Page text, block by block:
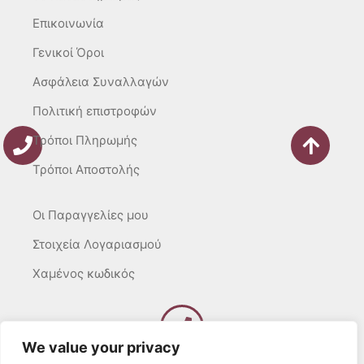
We value your privacy
Επικοινωνία
Γενικοί Όροι
Ασφάλεια Συναλλαγών
Πολιτική επιστροφών
Τρόποι Πληρωμής
Τρόποι Αποστολής
Οι Παραγγελίες μου
Στοιχεία Λογαριασμού
Χαμένος κωδικός
Καλέστε μας